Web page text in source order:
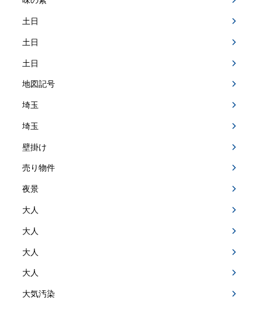
土日
土日
土日
地図記号
埼玉
埼玉
壁掛け
売り物件
夜景
大人
大人
大人
大人
大気汚染